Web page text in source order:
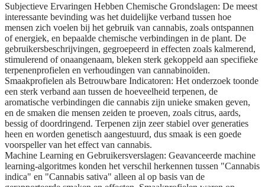
Subjectieve Ervaringen Hebben Chemische Grondslagen: De meest
interessante bevinding was het duidelijke verband tussen hoe
mensen zich voelen bij het gebruik van cannabis, zoals ontspannen
of energiek, en bepaalde chemische verbindingen in de plant. De
gebruikersbeschrijvingen, gegroepeerd in effecten zoals kalmerend,
stimulerend of onaangenaam, bleken sterk gekoppeld aan specifieke
terpenenprofielen en verhoudingen van cannabinoïden.
Smaakprofielen als Betrouwbare Indicatoren: Het onderzoek toonde
een sterk verband aan tussen de hoeveelheid terpenen, de
aromatische verbindingen die cannabis zijn unieke smaken geven,
en de smaken die mensen zeiden te proeven, zoals citrus, aards,
bessig of doordringend. Terpenen zijn zeer stabiel over generaties
heen en worden genetisch aangestuurd, dus smaak is een goede
voorspeller van het effect van cannabis.
Machine Learning en Gebruikersverslagen: Geavanceerde machine
learning-algoritmes konden het verschil herkennen tussen "Cannabis
indica" en "Cannabis sativa" alleen al op basis van de